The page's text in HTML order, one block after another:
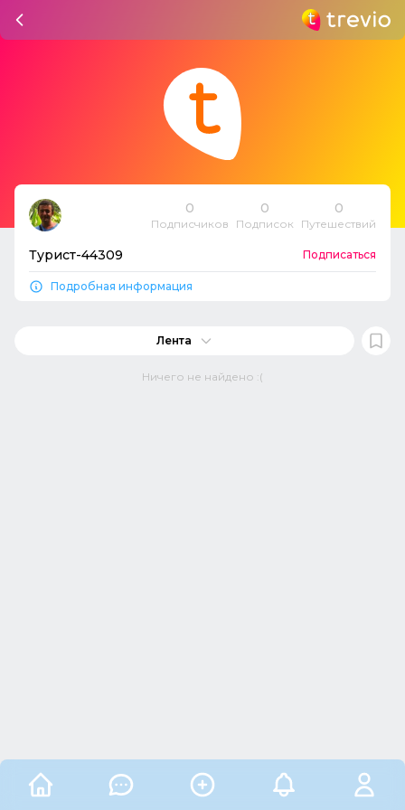
0
Подписчиков
0
Подписок
0
Путешествий
Турист-44309 Подписаться
Подробная информация
Лента
Ничего не найдено :(